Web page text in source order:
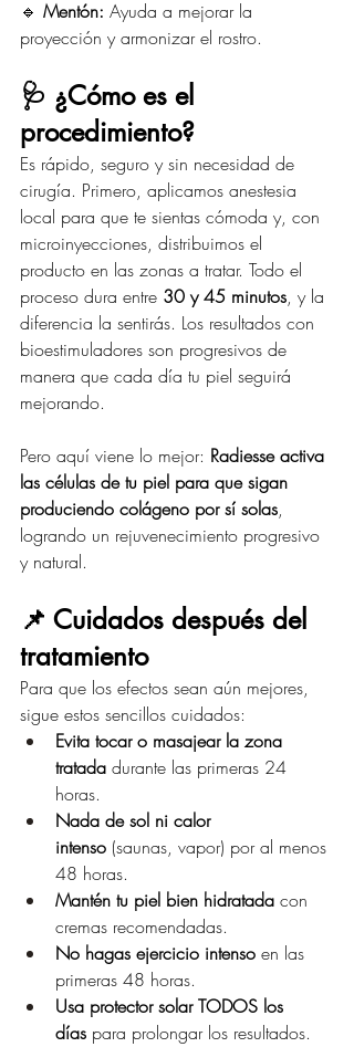
🔹 Mentón: Ayuda a mejorar la
proyección y armonizar el rostro.
🩺 ¿Cómo es el
procedimiento?
Es rápido, seguro y sin necesidad de
cirugía. Primero, aplicamos anestesia
local para que te sientas cómoda y, con
microinyecciones, distribuimos el
producto en las zonas a tratar. Todo el
proceso dura entre 30 y 45 minutos, y la
diferencia la sentirás. Los resultados con
bioestimuladores son progresivos de
manera que cada día tu piel seguirá
mejorando.
Pero aquí viene lo mejor: Radiesse activa
las células de tu piel para que sigan
produciendo colágeno por sí solas,
logrando un rejuvenecimiento progresivo
y natural.
📌 Cuidados después del
tratamiento
Para que los efectos sean aún mejores,
sigue estos sencillos cuidados:
Evita tocar o masajear la zona
tratada durante las primeras 24
horas.
Nada de sol ni calor
intenso (saunas, vapor) por al menos
48 horas.
Mantén tu piel bien hidratada con
cremas recomendadas.
No hagas ejercicio intenso en las
primeras 48 horas.
Usa protector solar TODOS los
días para prolongar los resultados.